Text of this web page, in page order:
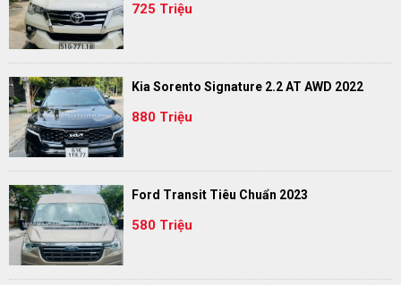
725 Triệu
Kia Sorento Signature 2.2 AT AWD 2022
880 Triệu
Ford Transit Tiêu Chuẩn 2023
580 Triệu